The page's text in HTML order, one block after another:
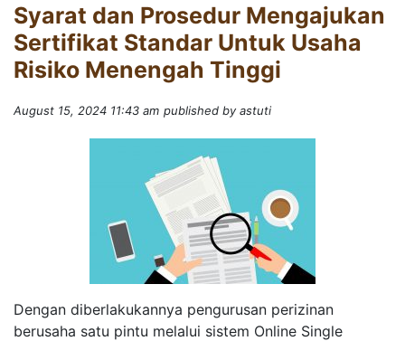
Syarat dan Prosedur Mengajukan
Sertifikat Standar Untuk Usaha
Risiko Menengah Tinggi
August 15, 2024 11:43 am published by astuti
Dengan diberlakukannya pengurusan perizinan
berusaha satu pintu melalui sistem Online Single